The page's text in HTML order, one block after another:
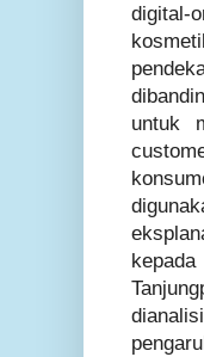
digital-
untuk